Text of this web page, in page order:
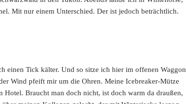
Mit nur einem Unterschied. Der ist jedoch beträchtlich.
einen Tick kälter. Und so sitze ich hier im offenen Waggon
Wind pfeift mir um die Ohren. Meine Icebreaker-Mütze
Braucht man doch nicht, ist doch warm da draußen,